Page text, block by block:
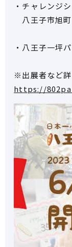
・チャレンジ
八王子市旭
・八王子一坪
※出展者など
https://